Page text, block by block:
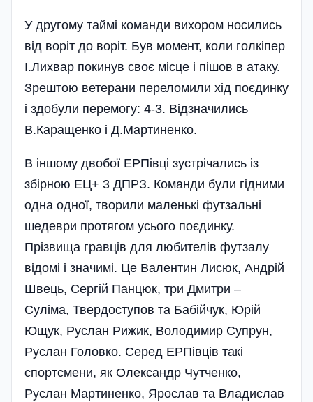
У другому таймі команди вихором носились
від воріт до воріт. Був момент, коли голкіпер
І.Лихвар покинув своє місце і пішов в атаку.
Зрештою ветерани переломили хід поєдинку
і здобули перемогу: 4-3. Відзначились
В.Каращенко і Д.Мартиненко.
В іншому двобої ЕРПівці зустрічались із
збірною ЕЦ+ 3 ДПРЗ. Команди були гідними
одна одної, творили маленькі футзальні
шедеври протягом усього поєдинку.
Прізвища гравців для любителів футзалу
відомі і значимі. Це Валентин Лисюк, Андрій
Швець, Сергій Панцюк, три Дмитри –
Суліма, Твердоступов та Бабійчук, Юрій
Ющук, Руслан Рижик, Володимир Супрун,
Руслан Го­ловко. Серед ЕРПівців такі
спортсмени, як Олександр Чутченко,
Руслан Мартиненко, Ярослав та Владислав